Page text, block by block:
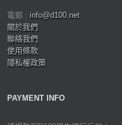
電郵 : info@d100.net
關於我們
聯絡我們
使用條款
隱私權政策
PAYMENT INFO